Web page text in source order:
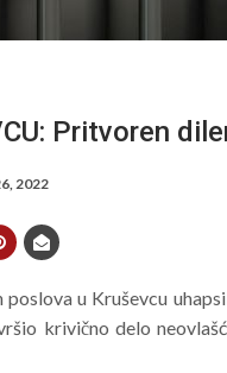
Pritvoren
2022
u Kruševcu
krivično delo